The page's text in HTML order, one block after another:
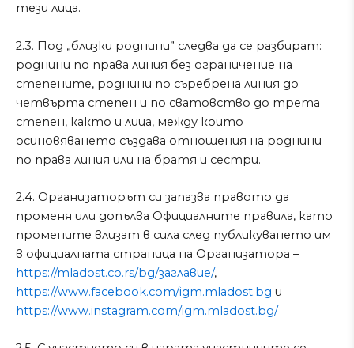
тези лица.
2.3. Под „близки роднини” следва да се разбират:
роднини по права линия без ограничение на
степените, роднини по съребрена линия до
четвърта степен и по сватовство до трета
степен, както и лица, между които
осиновяването създава отношения на роднини
по права линия или на братя и сестри.
2.4. Организаторът си запазва правото да
променя или допълва Официалните правила, като
промените влизат в сила след публикуването им
в официалната страница на Организатора –
https://mladost.co.rs/bg/заглавие/,
https://www.facebook.com/igm.mladost.bg и
https://www.instagram.com/igm.mladost.bg/